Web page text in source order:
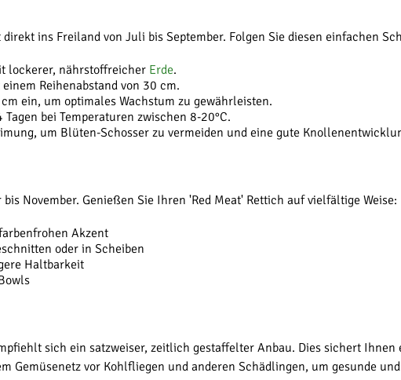
direkt ins Freiland von Juli bis September. Folgen Sie diesen einfachen
lockerer, nährstoffreicher Erde.
Reihenabstand von 30 cm.
ein, um optimales Wachstum zu gewährleisten.
bei Temperaturen zwischen 8-20°C.
um Blüten-Schosser zu vermeiden und eine gute
November. Genießen Sie Ihren 'Red Meat' Rettich auf vielfältige Weise:
Akzent
oder in Scheiben
Haltbarkeit
sich ein satzweiser, zeitlich gestaffelter Anbau. Dies sichert Ihnen
Gemüsenetz vor Kohlfliegen und anderen Schädlingen, um gesunde